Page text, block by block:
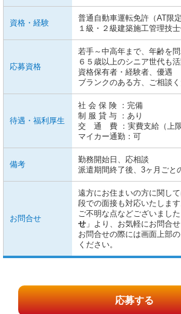
資格・経験
普通自動車運転免許（AT限
１級・２級建築施工管理技
応募資格
若手～中高年まで、年齢を問
６５歳以上のシニア世代も活
資格保有者・経験者、優遇
ブランクのある方、ご相談く
待遇・福利厚生
社 会 保 険 ：完備
制 服 貸 与 ：あり
交 通 費 ：実費支給（上限
マイカー通勤：可
備考
勤務開始日、応相談
派遣期間終了後、3ヶ月ごと
お問合せ
遠方にお住まいの方に関し
段での面接も対応いたします
ご不明な点などございまし
せ 」より、お気軽にお問合せ
お問合せの際には画面上部
ください。
応募する